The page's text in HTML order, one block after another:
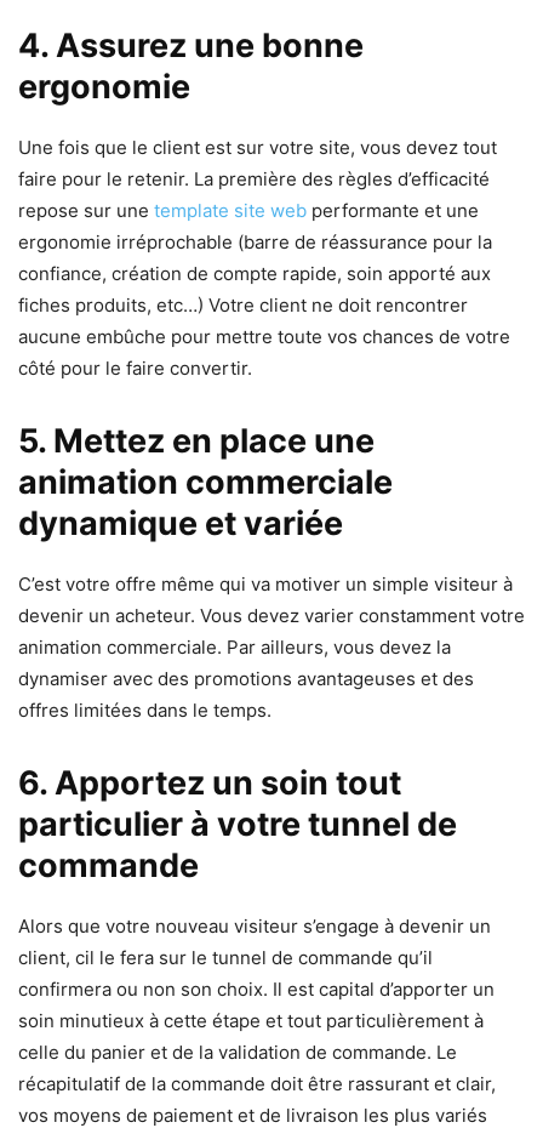
4. Assurez une bonne
ergonomie
Une fois que le client est sur votre site, vous devez tout
faire pour le retenir. La première des règles d’efficacité
repose sur une template site web performante et une
ergonomie irréprochable (barre de réassurance pour la
confiance, création de compte rapide, soin apporté aux
fiches produits, etc…) Votre client ne doit rencontrer
aucune embûche pour mettre toute vos chances de votre
côté pour le faire convertir.
5. Mettez en place une
animation commerciale
dynamique et variée
C’est votre offre même qui va motiver un simple visiteur à
devenir un acheteur. Vous devez varier constamment votre
animation commerciale. Par ailleurs, vous devez la
dynamiser avec des promotions avantageuses et des
offres limitées dans le temps.
6. Apportez un soin tout
particulier à votre tunnel de
commande
Alors que votre nouveau visiteur s’engage à devenir un
client, cil le fera sur le tunnel de commande qu’il
confirmera ou non son choix. Il est capital d’apporter un
soin minutieux à cette étape et tout particulièrement à
celle du panier et de la validation de commande. Le
récapitulatif de la commande doit être rassurant et clair,
vos moyens de paiement et de livraison les plus variés